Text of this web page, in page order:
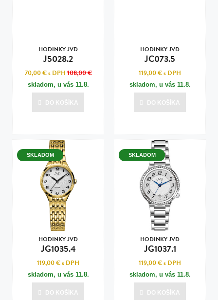
HODINKY JVD
J5028.2
70,00 €s DPH108,00 €
skladom, u vás 11.8.
DO KOŠÍKA
HODINKY JVD
JC073.5
119,00 €s DPH
skladom, u vás 11.8.
DO KOŠÍKA
SKLADOM
HODINKY JVD
JG1035.4
119,00 €s DPH
skladom, u vás 11.8.
DO KOŠÍKA
SKLADOM
HODINKY JVD
JG1037.1
119,00 €s DPH
skladom, u vás 11.8.
DO KOŠÍKA